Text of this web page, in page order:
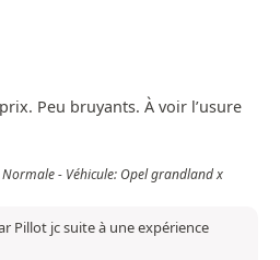
Peu bruyants. À voir l’usure
- Véhicule: Opel grandland x
Pillot jc suite à une expérience